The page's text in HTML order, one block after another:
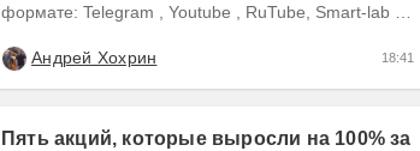
формате: Telegram , Youtube , RuTube, Smart-lab ,
Андрей Хохрин
18:41
Пять акций, которые выросли на 100% за